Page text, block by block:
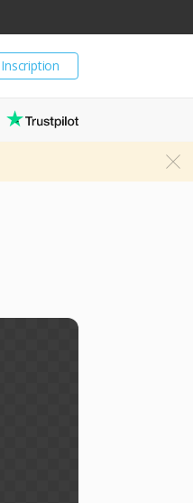
Inscription